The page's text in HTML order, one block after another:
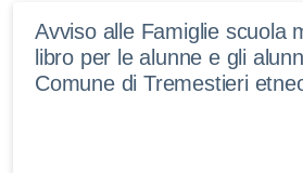
Avviso alle Famiglie scuola
libro per le alunne e gli
Comune di Tremestieri